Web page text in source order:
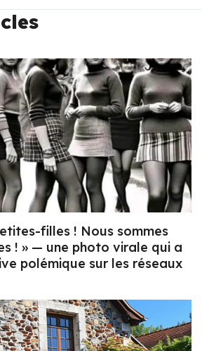
filles ! Nous sommes
! » — une photo virale qui a
polémique sur les réseaux